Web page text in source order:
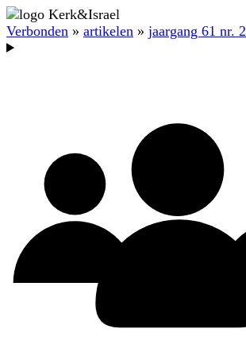
Verbonden » artikelen » jaargang 61 nr. 2